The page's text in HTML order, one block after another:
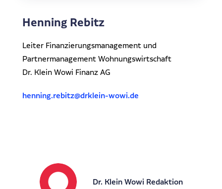
Henning Rebitz
Leiter Finanzierungsmanagement und
Partnermanagement Wohnungswirtschaft
Dr. Klein Wowi Finanz AG
henning.rebitz@drklein-wowi.de
Dr. Klein Wowi Redaktion